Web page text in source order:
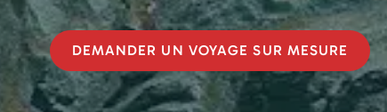
DEMANDER UN VOYAGE SUR MESURE